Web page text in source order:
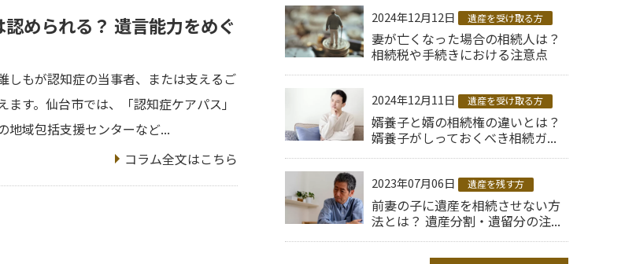
められる？ 遺言能力をめぐ
しもが認知症の当事者、または支えるご
す。仙台市では、「認知症ケアパス」
地域包括支援センターなど...
コラム全文はこちら
2024年12月12日 遺産を受け取る方
妻が亡くなった場合の相続人は？
相続税や手続きにおける注意点
2024年12月11日 遺産を受け取る方
婿養子と婿の相続権の違いとは？
婿養子がしっておくべき相続ガ...
2023年07月06日 遺産を残す方
前妻の子に遺産を相続させない方
法とは？ 遺産分割・遺留分の注...